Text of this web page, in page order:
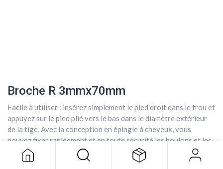
Broche R 3mmx70mm
Facile à utiliser : insérez simplement le pied droit dans le trou et
appuyez sur le pied plié vers le bas dans le diamètre extérieur
de la tige. Avec la conception en épingle à cheveux, vous
pouvez fixer rapidement et en toute sécurité les boulons et les
broches. Ce sera votre aide la plus efficace dans votre travail.
Broche R 3mmx70mm
2,37$